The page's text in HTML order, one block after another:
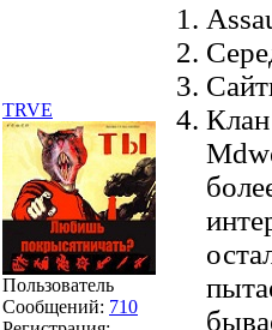
TRVE
Пользователь
Сообщений: 710